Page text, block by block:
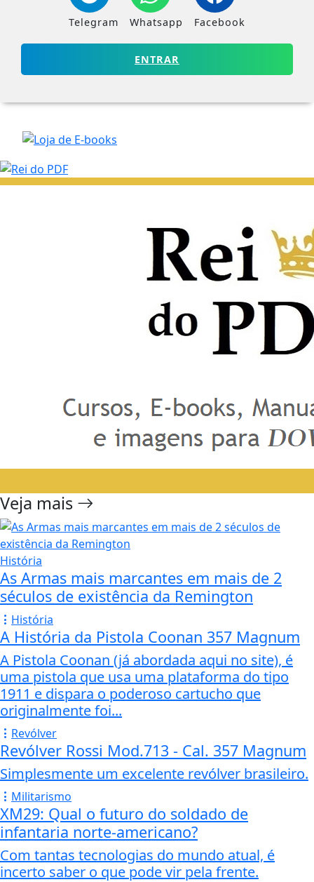
Telegram Whatsapp Facebook
ENTRAR
Veja mais
História
As Armas mais marcantes em mais de 2
séculos de existência da Remington
História
A História da Pistola Coonan 357 Magnum
A Pistola Coonan (já abordada aqui no site), é
uma pistola que usa uma plataforma do tipo
1911 e dispara o poderoso cartucho que
originalmente foi...
Revólver
Revólver Rossi Mod.713 - Cal. 357 Magnum
Simplesmente um excelente revólver brasileiro.
Militarismo
XM29: Qual o futuro do soldado de
infantaria norte-americano?
Com tantas tecnologias do mundo atual, é
incerto saber o que pode vir pela frente.